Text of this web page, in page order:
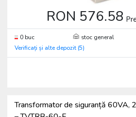
RON 576.58
0 buc
stoc general
Verificați și alte depozit (5)
Transformator de siguranță